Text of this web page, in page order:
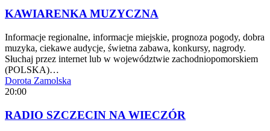
KAWIARENKA MUZYCZNA
Informacje regionalne, informacje miejskie, prognoza pogody, dobra
muzyka, ciekawe audycje, świetna zabawa, konkursy, nagrody.
Słuchaj przez internet lub w województwie zachodniopomorskiem
(POLSKA)…
Dorota Zamolska
20:00
RADIO SZCZECIN NA WIECZÓR